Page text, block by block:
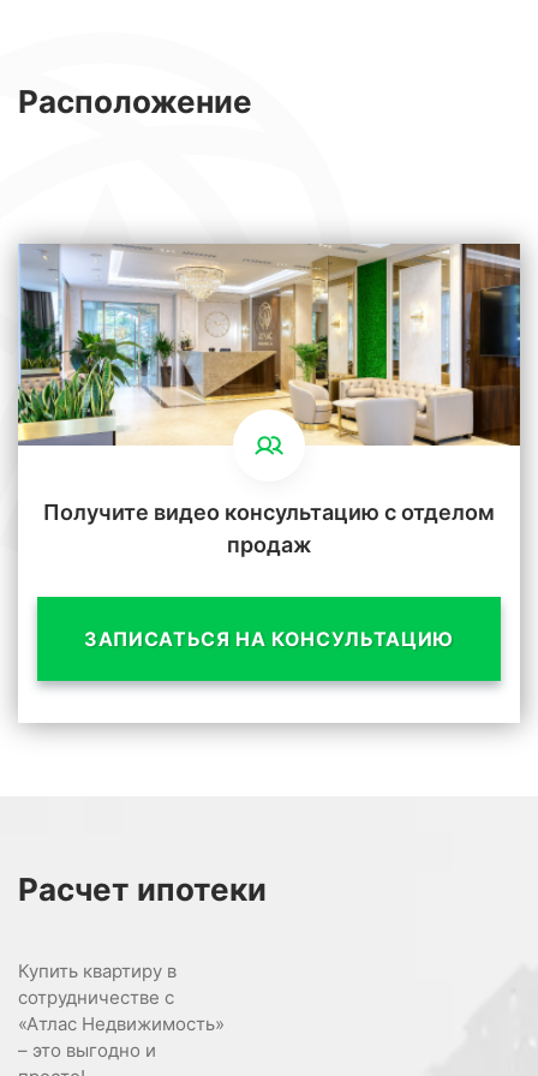
Расположение
Получите видео консультацию с отделом
продаж
ЗАПИСАТЬСЯ НА КОНСУЛЬТАЦИЮ
Расчет ипотеки
Купить квартиру в
сотрудничестве с
«Атлас Недвижимость»
– это выгодно и